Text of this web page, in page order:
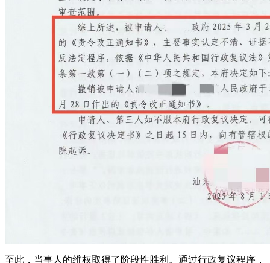
至此，当事人的维权取得了阶段性胜利。通过行政复议程序，